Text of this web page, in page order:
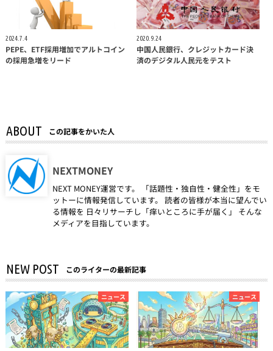
2024.7.4
PEPE、ETF採用増加でアルトコイン
の採用急増をリード
2020.9.24
中国人民銀行、クレジットカード決
済のデジタル人民元をテスト
ABOUT この記事をかいた人
NEXTMONEY
NEXT MONEY運営です。 「話題性・独自性・健全性」をモ
ットーに情報発信しています。 読者の皆様が本当に望んでい
る情報を 日々リサーチし「痒いところに手が届く」 そんな
メディアを目指しています。
NEW POST このライターの最新記事
ニュース ニュース